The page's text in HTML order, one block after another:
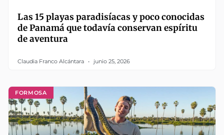
Las 15 playas paradisíacas y poco conocidas
de Panamá que todavía conservan espíritu
de aventura
Claudia Franco Alcántara junio 25, 2026
FORMOSA